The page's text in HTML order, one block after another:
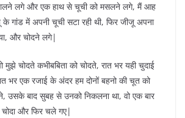
लगे और एक हाथ से चूची को मसलने लगे, मैं आह
गांड में अपनी चूची सटा रही थी, फिर जीजू अपना
और चोदने लगे|
मुझे चोदते कभीबबिता को चोदते, रात भर यही चुदाई
भर एक रजाई के अंदर हम दोनों बहनो की चूत को
उसके बाद सुबह से उनको निकलना था, वो एक बार
चोदा और फिर चले गए|